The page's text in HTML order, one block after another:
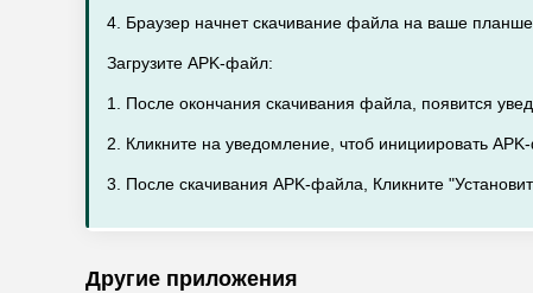
4. Браузер начнет скачивание файла на ваше
Загрузите APK-файл:
1. После окончания скачивания файла, появится
2. Кликните на уведомление, чтоб инициировать
3. После скачивания APK-файла, Кликните
Другие приложения